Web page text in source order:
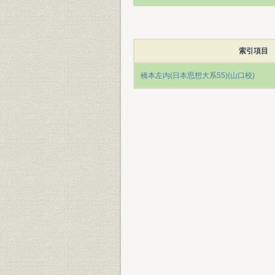
索引項目
橋本左内(日本思想大系55)(山口校)